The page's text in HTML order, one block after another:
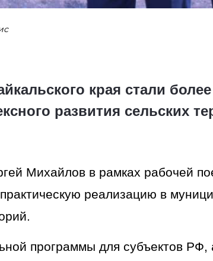
края стали
развития сельских
Михайлов в рамках рабочей
реализацию в
программы для субъектов РФ,